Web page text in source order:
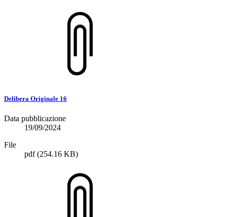
Delibera Originale 16
Data pubblicazione
19/09/2024
File
pdf(254.16 KB)